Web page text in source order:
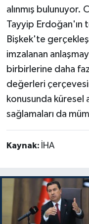
alınmış bulunuyor.
Tayyip Erdoğan'ın
Bişkek'te
imzalanan
birbirlerine daha
değerleri
konusunda küresel
sağlamaları da
Kaynak: İHA